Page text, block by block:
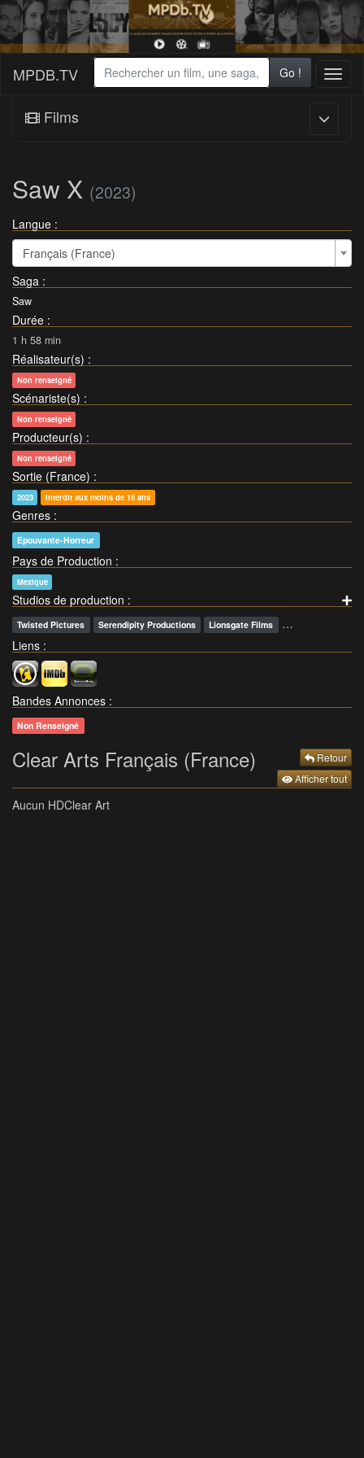
MPDB.TV Go !
Films
Saw X (2023)
Langue :
Français (France)
Saga :
Saw
Durée :
1 h 58 min
Réalisateur(s) :
Non renseigné
Scénariste(s) :
Non renseigné
Producteur(s) :
Non renseigné
Sortie (France) :
2023 Interdit aux moins de 16 ans
Genres :
Epouvante-Horreur
Pays de Production :
Mexique
Studios de production :
Twisted Pictures Serendipity Productions Lionsgate Films
…
Liens :
Bandes Annonces :
Non Renseigné
Clear Arts Français (France)
Retour
Afficher tout
Aucun HDClear Art